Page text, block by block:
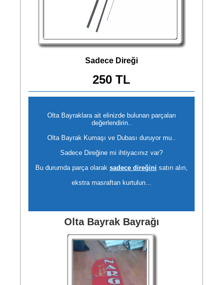
Sadece Direği
250 TL
Olta Bayraklara ait elinizde bulunan parçaları
değerlendirin..
Olta Bayrak Kumaşı ve Dubası duruyor mu..
Sadece Direğine mi ihtiyacınız var?
Bu durumda parça olarak sadece direğini satın alın,
ekstra masraftan kurtulun...
Olta Bayrak Bayrağı